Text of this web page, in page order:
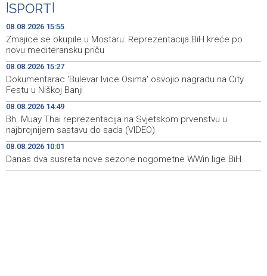
09:00
Blidinje sve privlačnije ljetno odredište, turizam raste uz
izazove očuvanja prirode
08:55 Najave događaja za 9. 8. 2026. godine (nedjelja)
08:30
Nova slikovnica Anite Lovrić djecu kroz ilustracije uvodi
u radosna otajstva krunice
20:31
HZHM: U sudaru vlakova zbrinute 24 ozlijeđene osobe,
12 zadržano na liječenju
20:22 Metković: Na Maratonu lađa se natječe 31 ekipa
SPORT
08.08.2026 15:55
Zmajice se okupile u Mostaru: Reprezentacija BiH kreće po
novu mediteransku priču
08.08.2026 15:27
Dokumentarac 'Bulevar Ivice Osima' osvojio nagradu na City
Festu u Niškoj Banji
08.08.2026 14:49
Bh. Muay Thai reprezentacija na Svjetskom prvenstvu u
najbrojnijem sastavu do sada (VIDEO)
08.08.2026 10:01
Danas dva susreta nove sezone nogometne WWin lige BiH